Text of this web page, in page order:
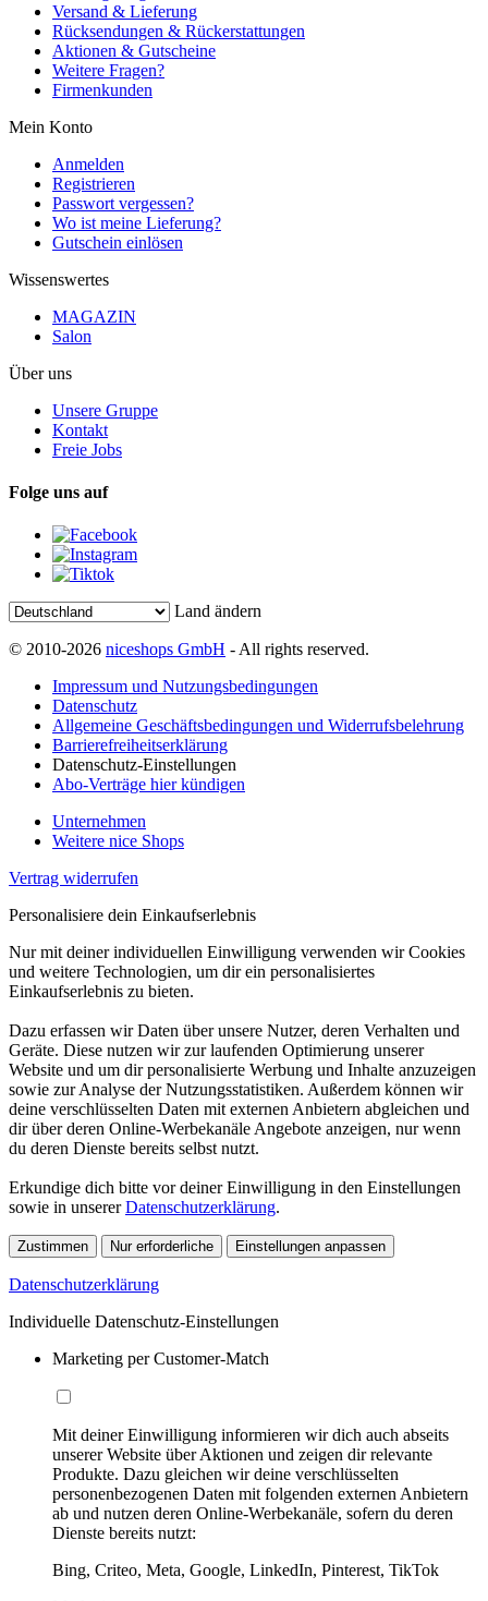
Versand & Lieferung
Rücksendungen & Rückerstattungen
Aktionen & Gutscheine
Weitere Fragen?
Firmenkunden
Mein Konto
Anmelden
Registrieren
Passwort vergessen?
Wo ist meine Lieferung?
Gutschein einlösen
Wissenswertes
MAGAZIN
Salon
Über uns
Unsere Gruppe
Kontakt
Freie Jobs
Folge uns auf
Land ändern
© 2010-2026 niceshops GmbH - All rights reserved.
Impressum und Nutzungsbedingungen
Datenschutz
Allgemeine Geschäftsbedingungen und Widerrufsbelehrung
Barrierefreiheitserklärung
Datenschutz-Einstellungen
Abo-Verträge hier kündigen
Unternehmen
Weitere nice Shops
Vertrag widerrufen
Personalisiere dein Einkaufserlebnis
Nur mit deiner individuellen Einwilligung verwenden wir Cookies
und weitere Technologien, um dir ein personalisiertes
Einkaufserlebnis zu bieten.
Dazu erfassen wir Daten über unsere Nutzer, deren Verhalten und
Geräte. Diese nutzen wir zur laufenden Optimierung unserer
Website und um dir personalisierte Werbung und Inhalte anzuzeigen
sowie zur Analyse der Nutzungsstatistiken. Außerdem können wir
deine verschlüsselten Daten mit externen Anbietern abgleichen und
dir über deren Online-Werbekanäle Angebote anzeigen, nur wenn
du deren Dienste bereits selbst nutzt.
Erkundige dich bitte vor deiner Einwilligung in den Einstellungen
sowie in unsererDatenschutzerklärung.
Zustimmen Nur erforderliche Einstellungen anpassen
Datenschutzerklärung
Individuelle Datenschutz-Einstellungen
Marketing per Customer-Match
Mit deiner Einwilligung informieren wir dich auch abseits
unserer Website über Aktionen und zeigen dir relevante
Produkte. Dazu gleichen wir deine verschlüsselten
personenbezogenen Daten mit folgenden externen Anbietern
ab und nutzen deren Online-Werbekanäle, sofern du deren
Dienste bereits nutzt:
Bing, Criteo, Meta, Google, LinkedIn, Pinterest, TikTok